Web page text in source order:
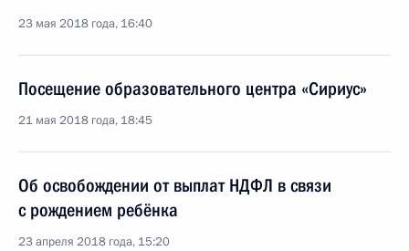
23 мая 2018 года, 16:40
Посещение образовательного центра «Сириус»
21 мая 2018 года, 18:45
Об освобождении от выплат НДФЛ в связи
с рождением ребёнка
23 апреля 2018 года, 15:20